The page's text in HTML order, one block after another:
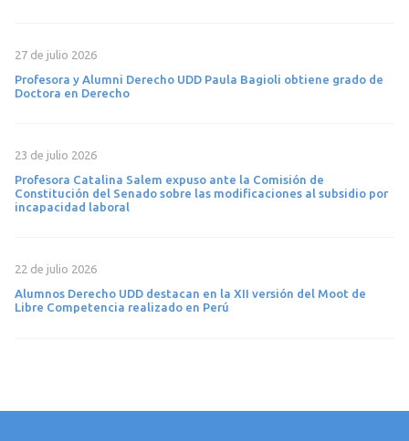
27 de julio 2026
Profesora y Alumni Derecho UDD Paula Bagioli obtiene grado de
Doctora en Derecho
23 de julio 2026
Profesora Catalina Salem expuso ante la Comisión de
Constitución del Senado sobre las modificaciones al subsidio por
incapacidad laboral
22 de julio 2026
Alumnos Derecho UDD destacan en la XII versión del Moot de
Libre Competencia realizado en Perú